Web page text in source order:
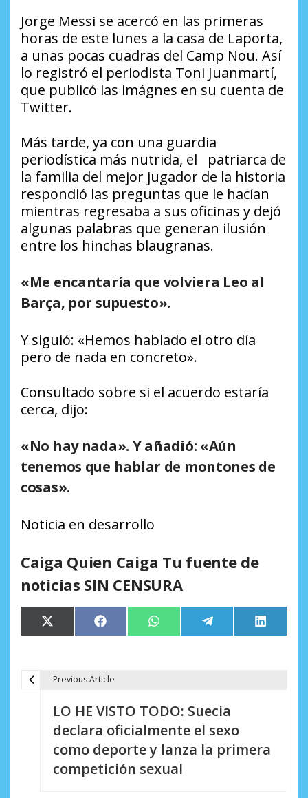
Jorge Messi se acercó en las primeras
horas de este lunes a la casa de Laporta,
a unas pocas cuadras del Camp Nou. Así
lo registró el periodista Toni Juanmartí,
que publicó las imágnes en su cuenta de
Twitter.
Más tarde, ya con una guardia
periodística más nutrida, el patriarca de
la familia del mejor jugador de la historia
respondió las preguntas que le hacían
mientras regresaba a sus oficinas y dejó
algunas palabras que generan ilusión
entre los hinchas blaugranas.
«Me encantaría que volviera Leo al
Barça, por supuesto».
Y siguió: «Hemos hablado el otro día
pero de nada en concreto».
Consultado sobre si el acuerdo estaría
cerca, dijo:
«No hay nada». Y añadió: «Aún
tenemos que hablar de montones de
cosas».
Noticia en desarrollo
Caiga Quien Caiga Tu fuente de
noticias SIN CENSURA
Compartir
en
X
(Twitter)
Compartir
en
Facebook Compartir
en
WhatsApp Compartir
en
Telegram
en
LinkedIn
Previous Article
LO HE VISTO TODO: Suecia
declara oficialmente el sexo
como deporte y lanza la primera
competición sexual